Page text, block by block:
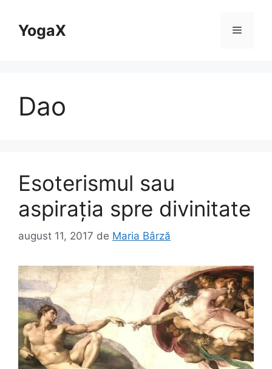
conținutYogaX Meniu
Dao
Esoterismul sau
aspirația spre divinitate
august 11, 2017 de Maria Bârză